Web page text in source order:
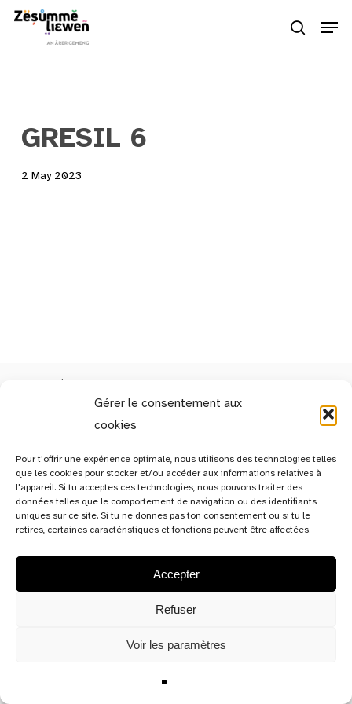
Gérer le consentement aux
cookies
Pour t'offrir une expérience optimale, nous utilisons des technologies telles
que les cookies pour stocker et/ou accéder aux informations relatives à
l'appareil. Si tu acceptes ces technologies, nous pouvons traiter des
données telles que le comportement de navigation ou des identifiants
uniques sur ce site. Si tu ne donnes pas ton consentement ou si tu le
retires, certaines caractéristiques et fonctions peuvent être affectées.
Accepter
Refuser
Voir les paramètres
Skip
search
GRESIL 6
2 May 2023
13c, rue de Bitbourg,
L-1273 Luxembourg-Hamm
Luxembourg
Legal notice